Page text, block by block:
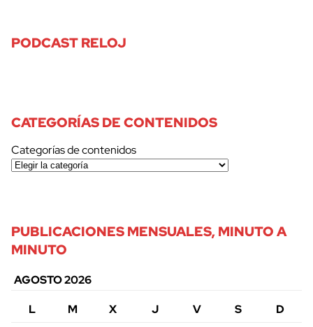
PODCAST RELOJ
CATEGORÍAS DE CONTENIDOS
Categorías de contenidos
PUBLICACIONES MENSUALES, MINUTO A
MINUTO
AGOSTO 2026
L
M X J V S
D